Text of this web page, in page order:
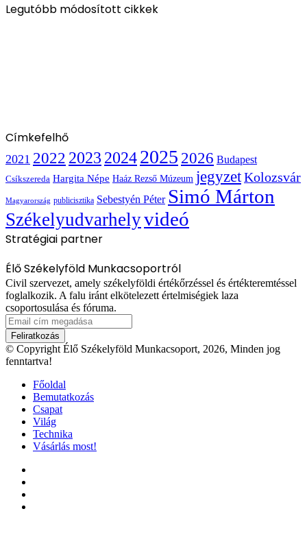
Legutóbb módosított cikkek
Címkefelhő
2021 2022 2023 20242025 2026 Budapest
Csíkszereda Hargita Népe Haáz Rezső Múzeum jegyzetKolozsvár
Magyarország publicisztika Sebestyén Péter Simó Márton
Székelyudvarhelyvideó
Stratégiai partner
Élő Székelyföld Munkacsoportról
Civil szervezet, amely székelyföldi értékőrzéssel és értékteremtéssel
foglalkozik. A falu iránt elkötelezett értelmiségiek laza
csoportosulása és fóruma.
Email
cím
megadása
© Copyright Élő Székelyföld Munkacsoport, 2026, Minden jog
fenntartva!
Főoldal
Bemutatkozás
Csapat
Világ
Technika
Vásárlás most!